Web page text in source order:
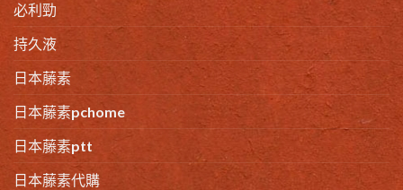
必利勁
持久液
日本藤素
日本藤素pchome
日本藤素ptt
日本藤素代購